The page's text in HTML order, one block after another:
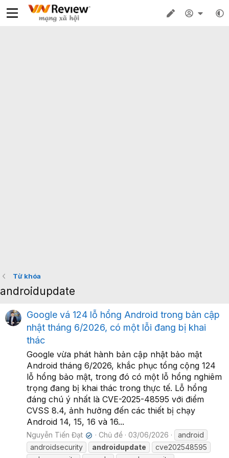
Từ khóa
androidupdate
Google vá 124 lỗ hổng Android trong bản cập
nhật tháng 6/2026, có một lỗi đang bị khai
thác
Google vừa phát hành bản cập nhật bảo mật
Android tháng 6/2026, khắc phục tổng cộng 124
lỗ hổng bảo mật, trong đó có một lỗ hổng nghiêm
trọng đang bị khai thác trong thực tế. Lỗ hổng
đáng chú ý nhất là CVE-2025-48595 với điểm
CVSS 8.4, ảnh hưởng đến các thiết bị chạy
Android 14, 15, 16 và 16...
Nguyễn Tiến Đạt ✔ Chủ đề 03/06/2026
android
androidsecurity
androidupdate
cve202548595